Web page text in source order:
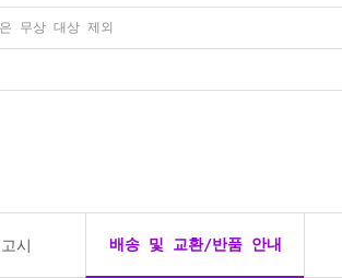
무상 대상 제외
시 배송 및 교환/반품 안내